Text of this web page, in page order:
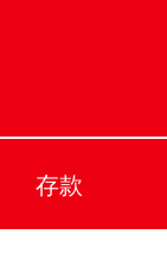
新股上市
新股快訊
美股
交易
款項處理
股票處理
新客戶專區
聯絡我們
存款